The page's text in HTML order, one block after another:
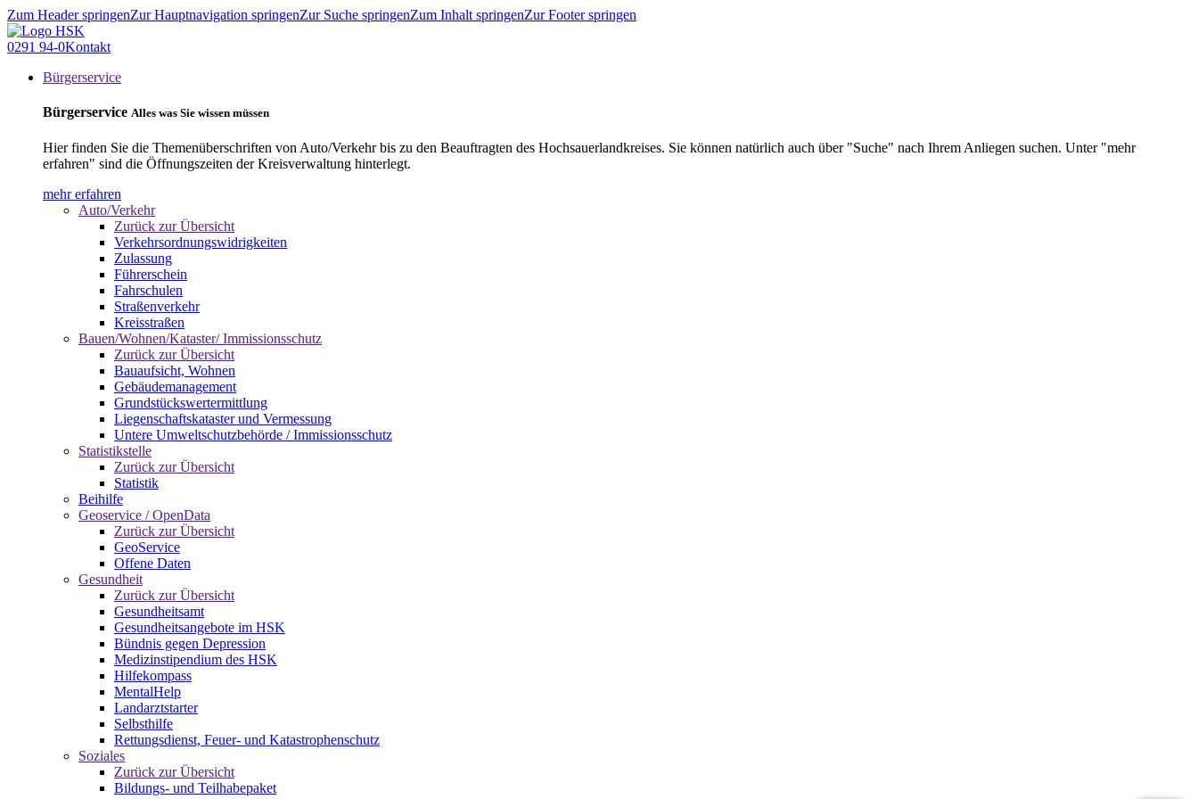
Zum Header springenZur Hauptnavigation springenZur Suche springenZum Inhalt springenZur Footer springen
0291 94-0Kontakt
Bürgerservice
Bürgerservice Alles was Sie wissen müssen
Hier finden Sie die Themenüberschriften von Auto/Verkehr bis zu den Beauftragten des Hochsauerlandkreises. Sie können natürlich auch über "Suche" nach Ihrem Anliegen suchen. Unter "mehr
erfahren" sind die Öffnungszeiten der Kreisverwaltung hinterlegt.
mehr erfahren
Auto/Verkehr
Zurück zur Übersicht
Verkehrsordnungswidrigkeiten
Zulassung
Führerschein
Fahrschulen
Straßenverkehr
Kreisstraßen
Bauen/Wohnen/Kataster/ Immissionsschutz
Zurück zur Übersicht
Bauaufsicht, Wohnen
Gebäudemanagement
Grundstückswertermittlung
Liegenschaftskataster und Vermessung
Untere Umweltschutzbehörde / Immissionsschutz
Statistikstelle
Zurück zur Übersicht
Statistik
Beihilfe
Geoservice / OpenData
Zurück zur Übersicht
GeoService
Offene Daten
Gesundheit
Zurück zur Übersicht
Gesundheitsamt
Gesundheitsangebote im HSK
Bündnis gegen Depression
Medizinstipendium des HSK
Hilfekompass
MentalHelp
Landarztstarter
Selbsthilfe
Rettungsdienst, Feuer- und Katastrophenschutz
Soziales
Zurück zur Übersicht
Bildungs- und Teilhabepaket